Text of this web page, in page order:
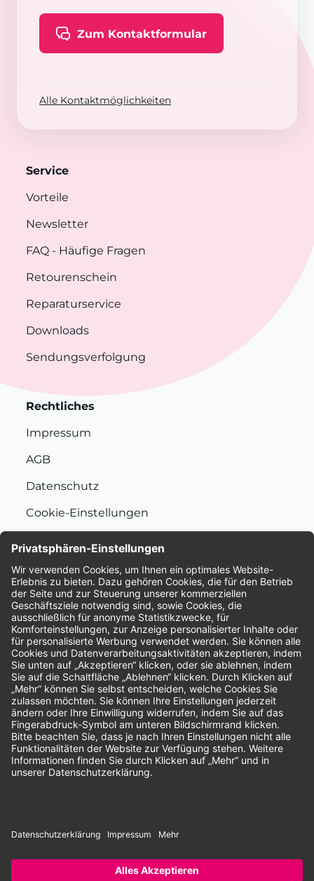
Zum Kontaktformular
Alle Kontaktmöglichkeiten
Service
Vorteile
Newsletter
FAQ - Häufige Fragen
Retourenschein
Reparaturservice
Downloads
Sendungsverfolgung
Rechtliches
Impressum
AGB
Datenschutz
Cookie-Einstellungen
Bewertungen
Unsere Zahlungsarten:
Rechnung SEPA-Lastschrift Vorkasse